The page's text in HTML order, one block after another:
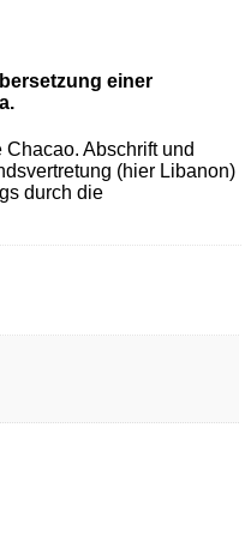
einer
Abschrift und
(hier Libanon)
durch die